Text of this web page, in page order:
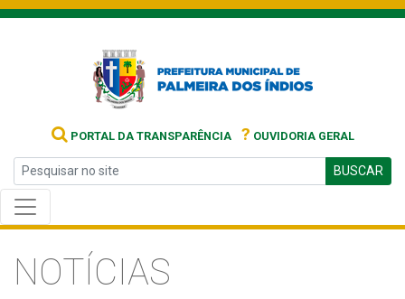
PORTAL DA TRANSPARÊNCIA ? OUVIDORIA GERAL
BUSCAR
NOTÍCIAS